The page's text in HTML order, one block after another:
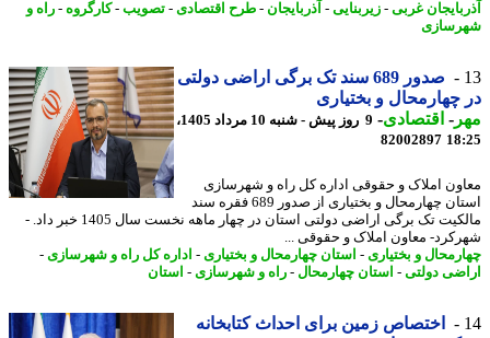
غربی- زیربنایی-آذربایجان-طرح اقتصادی-تصویب-کارگروه- راه و
صدور 689 سند تک برگی اراضی دولتی
چهارمحال و بختیاری
-اقتصادی-
9 روز پیش - شنبه 10 مرداد 1405،
82002897
املاک و حقوقی اداره کل راه و شهرسازی
استان چهارمحال و بختیاری از صدور 689 فقره سند
مالکیت تک برگی اراضی دولتی استان در چهار ماهه نخست سال 1405 خبر داد. -
معاون املاک و حقوقی ...
و بختیاری- استان چهارمحال و بختیاری- اداره کل راه و شهرسازی-
دولتی-استان چهارمحال-راه و شهرسازی- استان
اختصاص زمین برای احداث کتابخانه